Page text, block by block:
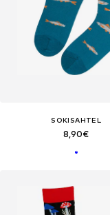
SOKISAHTEL
8,90€